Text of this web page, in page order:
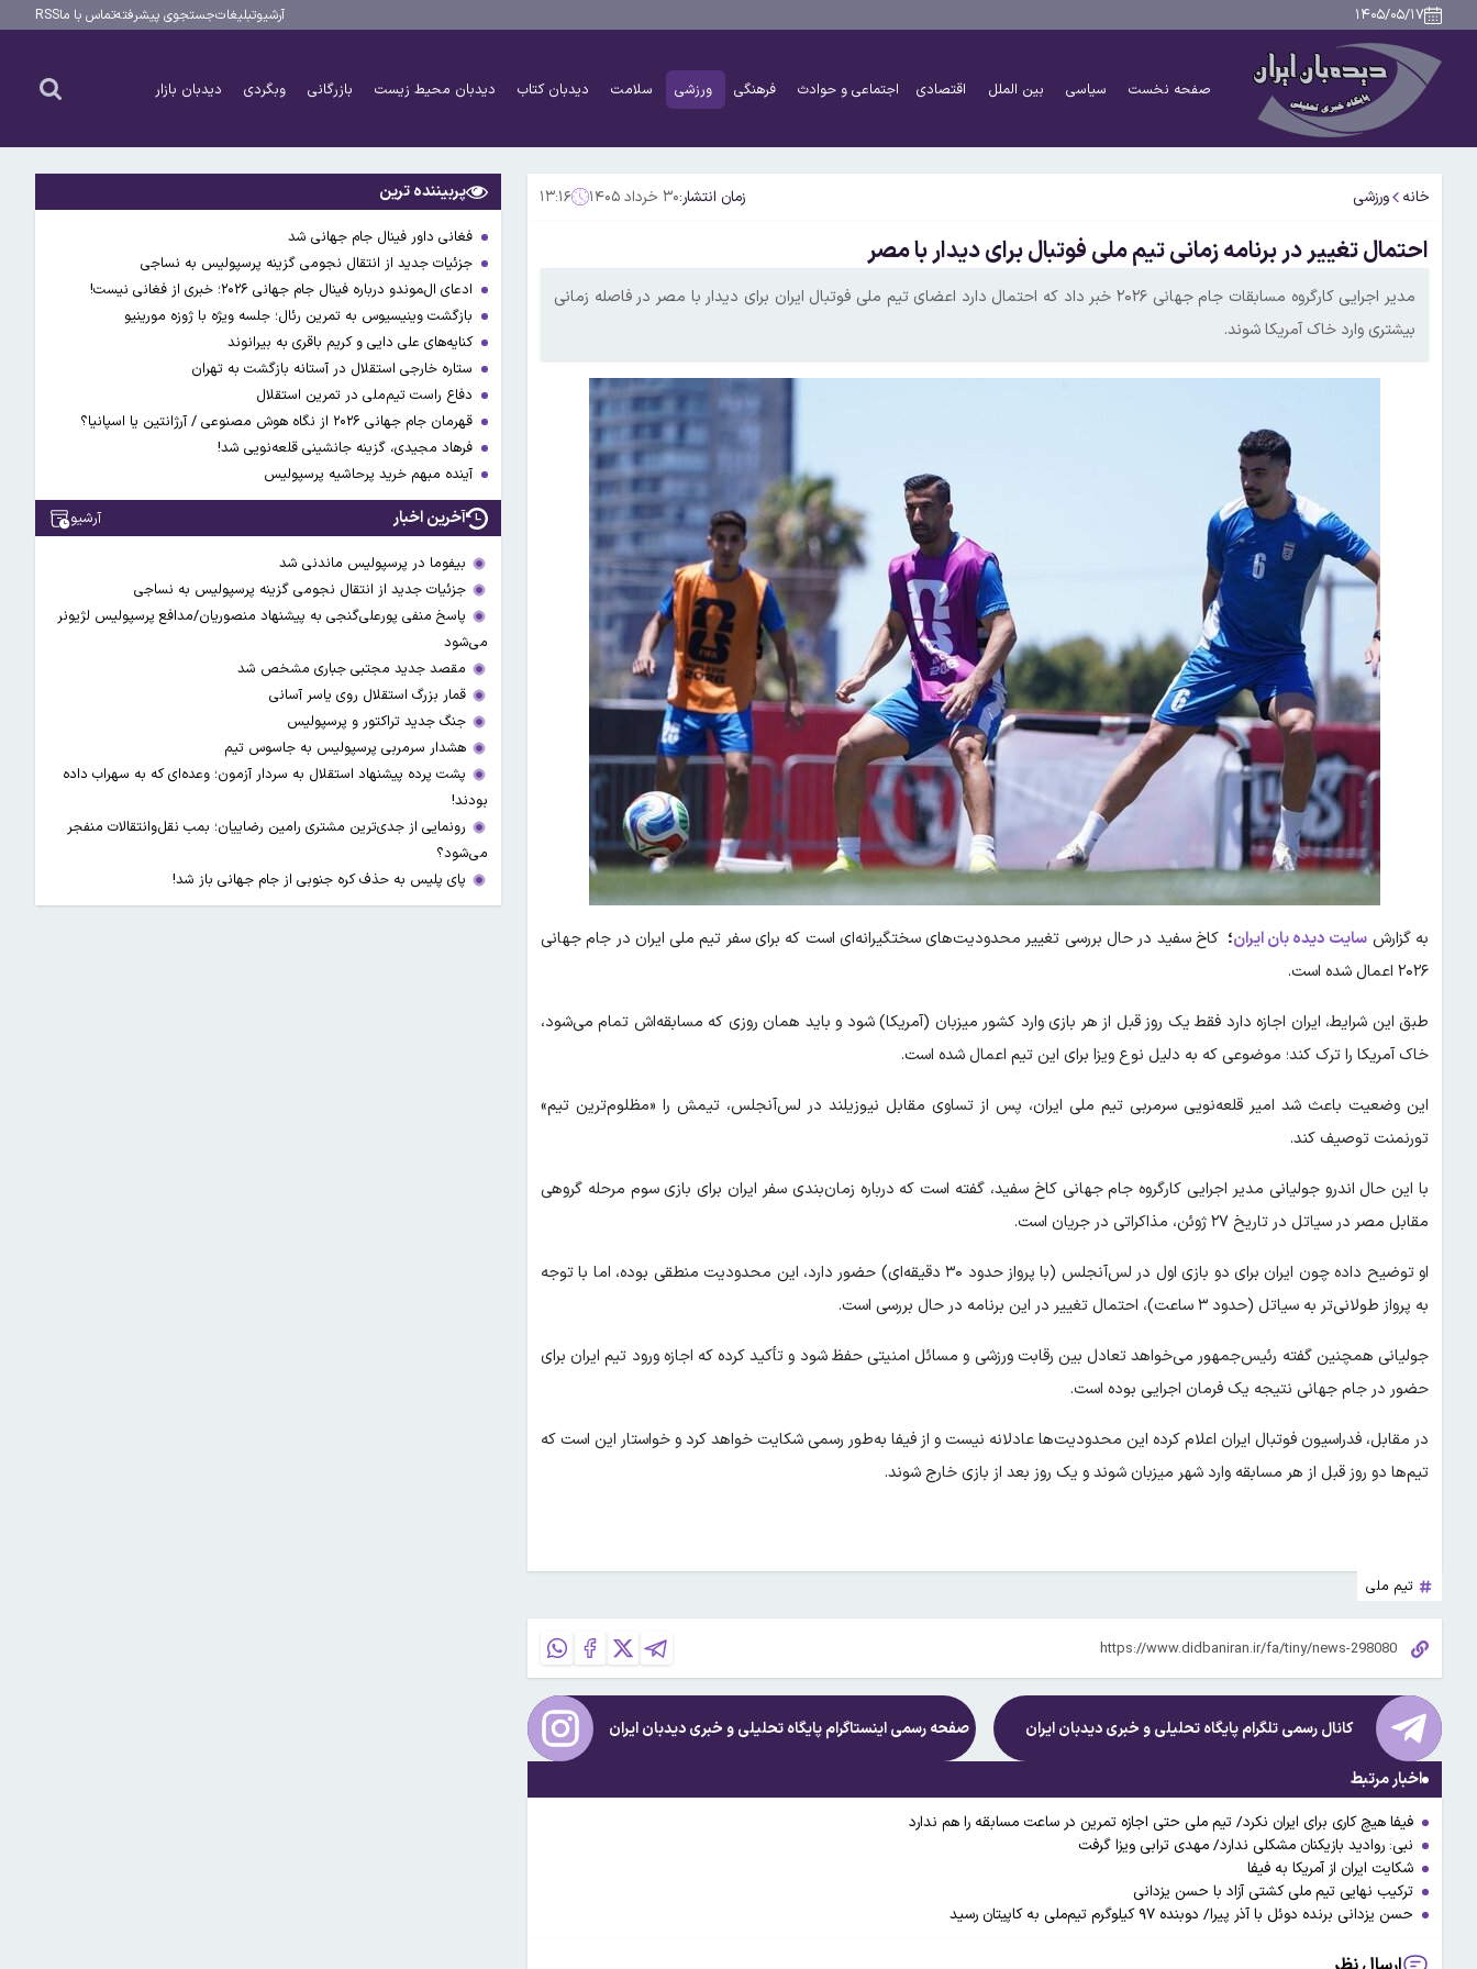
۱۴۰۵/۰۵/۱۷ آرشیوتبلیغاتجستجوی پیشرفتهتماس با ماRSS
صفحه نخست سیاسی بین الملل اقتصادی اجتماعی و حوادث فرهنگی ورزشی سلامت دیدبان کتاب دیدبان محیط زیست بازرگانی وبگردی دیدبان بازار
خانه ورزشی زمان انتشار:۳۰ خرداد ۱۴۰۵ ۱۳:۱۶
احتمال تغییر در برنامه زمانی تیم ملی فوتبال برای دیدار با مصر
مدیر اجرایی کارگروه مسابقات جام جهانی ۲۰۲۶ خبر داد که احتمال دارد اعضای تیم ملی فوتبال ایران برای دیدار با مصر در فاصله زمانی
بیشتری وارد خاک آمریکا شوند.
به گزارش سایت دیده بان ایران؛ کاخ سفید در حال بررسی تغییر محدودیت‌های سختگیرانه‌ای است که برای سفر تیم ملی ایران در جام جهانی
۲۰۲۶ اعمال شده است.
طبق این شرایط، ایران اجازه دارد فقط یک روز قبل از هر بازی وارد کشور میزبان (آمریکا) شود و باید همان روزی که مسابقه‌اش تمام می‌شود،
خاک آمریکا را ترک کند؛ موضوعی که به دلیل نوع ویزا برای این تیم اعمال شده است.
این وضعیت باعث شد امیر قلعه‌نویی سرمربی تیم ملی ایران، پس از تساوی مقابل نیوزیلند در لس‌آنجلس، تیمش را «مظلوم‌ترین تیم»
تورنمنت توصیف کند.
با این حال اندرو جولیانی مدیر اجرایی کارگروه جام جهانی کاخ سفید، گفته است که درباره زمان‌بندی سفر ایران برای بازی سوم مرحله گروهی
مقابل مصر در سیاتل در تاریخ ۲۷ ژوئن، مذاکراتی در جریان است.
او توضیح داده چون ایران برای دو بازی اول در لس‌آنجلس (با پرواز حدود ۳۰ دقیقه‌ای) حضور دارد، این محدودیت منطقی بوده، اما با توجه
به پرواز طولانی‌تر به سیاتل (حدود ۳ ساعت)، احتمال تغییر در این برنامه در حال بررسی است.
جولیانی همچنین گفته رئیس‌جمهور می‌خواهد تعادل بین رقابت ورزشی و مسائل امنیتی حفظ شود و تأکید کرده که اجازه ورود تیم ایران برای
حضور در جام جهانی نتیجه یک فرمان اجرایی بوده است.
در مقابل، فدراسیون فوتبال ایران اعلام کرده این محدودیت‌ها عادلانه نیست و از فیفا به‌طور رسمی شکایت خواهد کرد و خواستار این است که
تیم‌ها دو روز قبل از هر مسابقه وارد شهر میزبان شوند و یک روز بعد از بازی خارج شوند.
تیم ملی
کانال رسمی تلگرام پایگاه تحلیلی و خبریدیدبان ایران صفحه رسمی اینستاگرام پایگاه تحلیلی و خبریدیدبان ایران
اخبار مرتبط
فیفا هیچ‌ کاری برای ایران نکرد/ تیم ملی حتی اجازه تمرین در ساعت مسابقه را هم ندارد
نبی: روادید بازیکنان مشکلی ندارد/ مهدی ترابی ویزا گرفت
شکایت ایران از آمریکا به فیفا
ترکیب نهایی تیم ملی کشتی آزاد با حسن یزدانی
حسن یزدانی برنده دوئل با آذر پیرا/ دوبنده ۹۷ کیلوگرم تیم‌ملی به کاپیتان رسید
پربیننده ترین
فغانی داور فینال جام جهانی شد
جزئیات جدید از انتقال نجومی گزینه پرسپولیس به نساجی
ادعای ال‌‍موندو درباره فینال جام جهانی ۲۰۲۶؛ خبری از فغانی نیست!
بازگشت وینیسیوس به تمرین رئال؛ جلسه ویژه با ژوزه مورینیو
کنایه‌های علی دایی و کریم باقری به بیرانوند
ستاره خارجی استقلال در آستانه بازگشت به تهران
دفاع راست تیم‌ملی در تمرین استقلال
قهرمان جام جهانی ۲۰۲۶ از نگاه هوش مصنوعی / آرژانتین یا اسپانیا؟
فرهاد مجیدی، گزینه جانشینی قلعه‌نویی شد!
آینده مبهم خرید پرحاشیه پرسپولیس
آخرین اخبار آرشیو
بیفوما در پرسپولیس ماندنی شد
جزئیات جدید از انتقال نجومی گزینه پرسپولیس به نساجی
پاسخ منفی پورعلی‌گنجی به پیشنهاد منصوریان/مدافع پرسپولیس لژیونر
می‌شود
مقصد جدید مجتبی جباری مشخص شد
قمار بزرگ استقلال روی یاسر آسانی
جنگ جدید تراکتور و پرسپولیس
هشدار سرمربی پرسپولیس به جاسوس تیم
پشت پرده پیشنهاد استقلال به سردار آزمون؛ وعده‌ای که به سهراب داده
بودند!
رونمایی از جدی‌ترین مشتری رامین رضاییان؛ بمب نقل‌وانتقالات منفجر
می‌شود؟
پای پلیس به حذف کره جنوبی از جام جهانی باز شد!